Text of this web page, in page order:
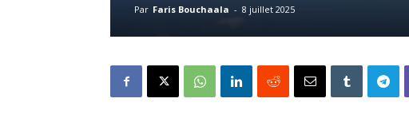
Par Faris Bouchaala - 8 juillet 2025